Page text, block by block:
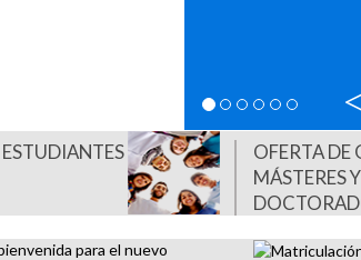
OFERTA DE
MÁSTERES Y